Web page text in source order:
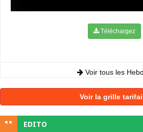
Téléchargez
Voir tous les
Voir la grille
EDITO